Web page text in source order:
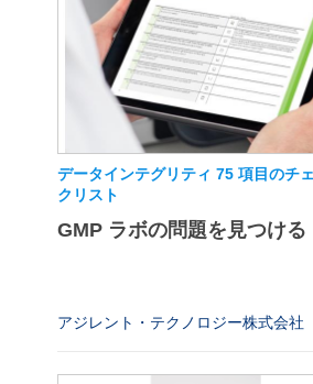
データインテグリティ 75 項目のチ
クリスト
GMP ラボの問題を見つける
アジレント・テクノロジー株式会社